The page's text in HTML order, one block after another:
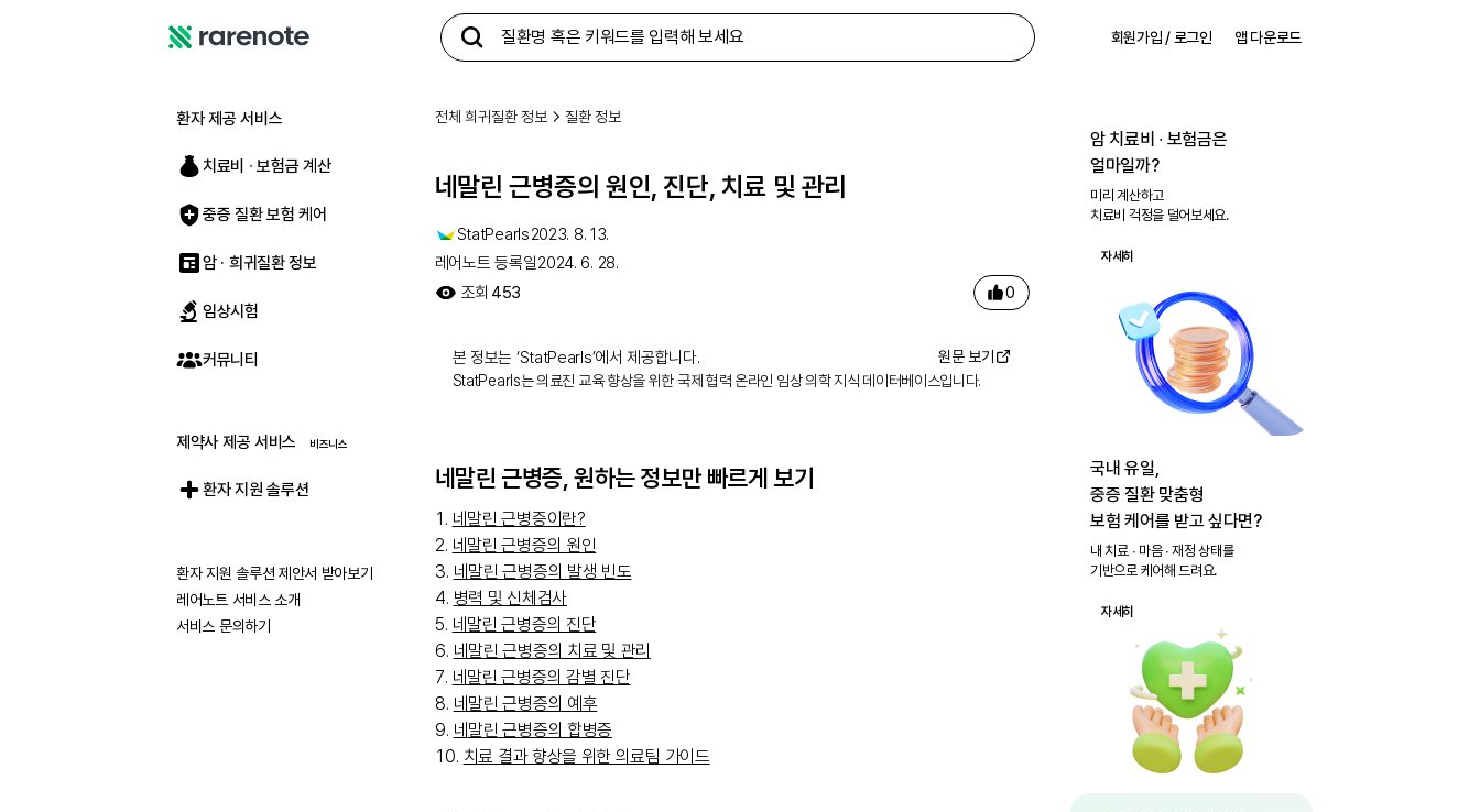
트
회원가입 / 로그인 앱 다운로드
환자 제공 서비스
치료비 ∙ 보험금 계산
중증 질환 보험 케어
암 · 희귀질환 정보
임상시험
커뮤니티
제약사 제공 서비스
환자 지원 솔루션
환자 지원 솔루션 제안서 받아보기
레어노트 서비스 소개
서비스 문의하기
전체 희귀질환 정보 질환 정보
네말린 근병증의 원인, 진단, 치료 및 관리
StatPearls2023. 8. 13.
레어노트 등록일2024. 6. 28.
조회 453 0
본 정보는 ‘StatPearls’에서 제공합니다.
원문 보기
StatPearls는 의료진 교육 향상을 위한 국제 협력 온라인 임상 의학 지식 데이터베이스입니다.
네말린 근병증, 원하는 정보만 빠르게 보기
네말린 근병증이란?
네말린 근병증의 원인
네말린 근병증의 발생 빈도
병력 및 신체검사
네말린 근병증의 진단
네말린 근병증의 치료 및 관리
네말린 근병증의 감별 진단
네말린 근병증의 예후
네말린 근병증의 합병증
치료 결과 향상을 위한 의료팀 가이드
암 치료비 ∙ 보험금은
얼마일까?
미리 계산하고
치료비 걱정을 덜어보세요.
자세히
국내 유일,
중증 질환 맞춤형
보험 케어를 받고 싶다면?
내 치료 ∙ 마음 ∙ 재정 상태를
기반으로 케어해 드려요.
자세히